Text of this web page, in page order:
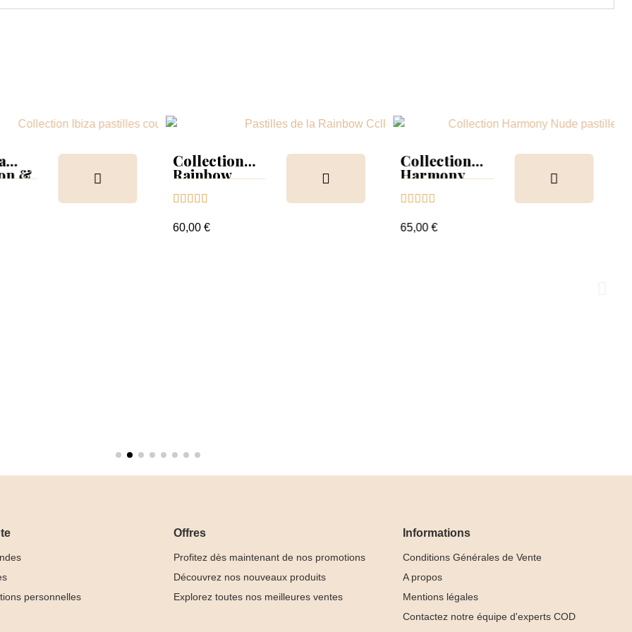
&
Collection
Rainbow
nuancier
    
60,00 €
Collection
Harmony
nuancier
    
65,00 €
personnelles
Offres
Profitez dès maintenant de nos promotions
Découvrez nos nouveaux produits
Explorez toutes nos meilleures ventes
Informations
Conditions Générales de Vente
A propos
Mentions légales
Contactez notre équipe d'experts COD